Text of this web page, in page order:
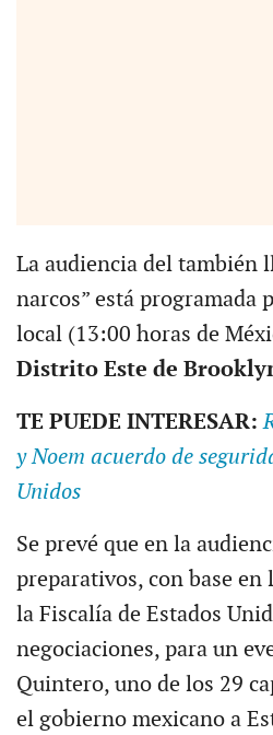
La audiencia del también
narcos” está programada
local (13:00 horas de
Distrito Este de
TE PUEDE INTERESAR:
y Noem acuerdo de
Unidos
Se prevé que en la
preparativos, con base en
la Fiscalía de Estados
negociaciones, para un
Quintero, uno de los 29
el gobierno mexicano a